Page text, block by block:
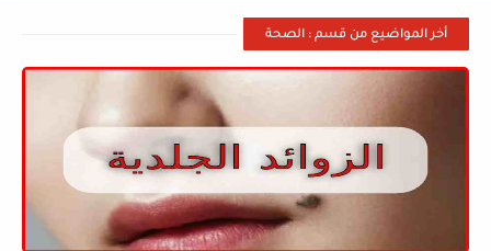
أخر المواضيع من قسم : الصحة